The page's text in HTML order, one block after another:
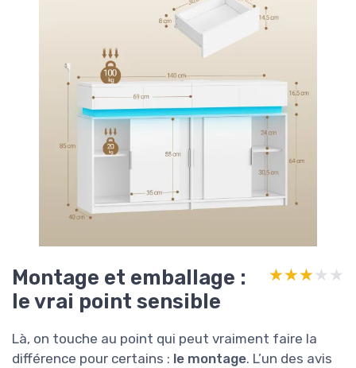
Montage et emballage :
le vrai point sensible
★★★★★
★★★★★
Là, on touche au point qui peut vraiment faire la
différence pour certains : le montage. L’un des avis